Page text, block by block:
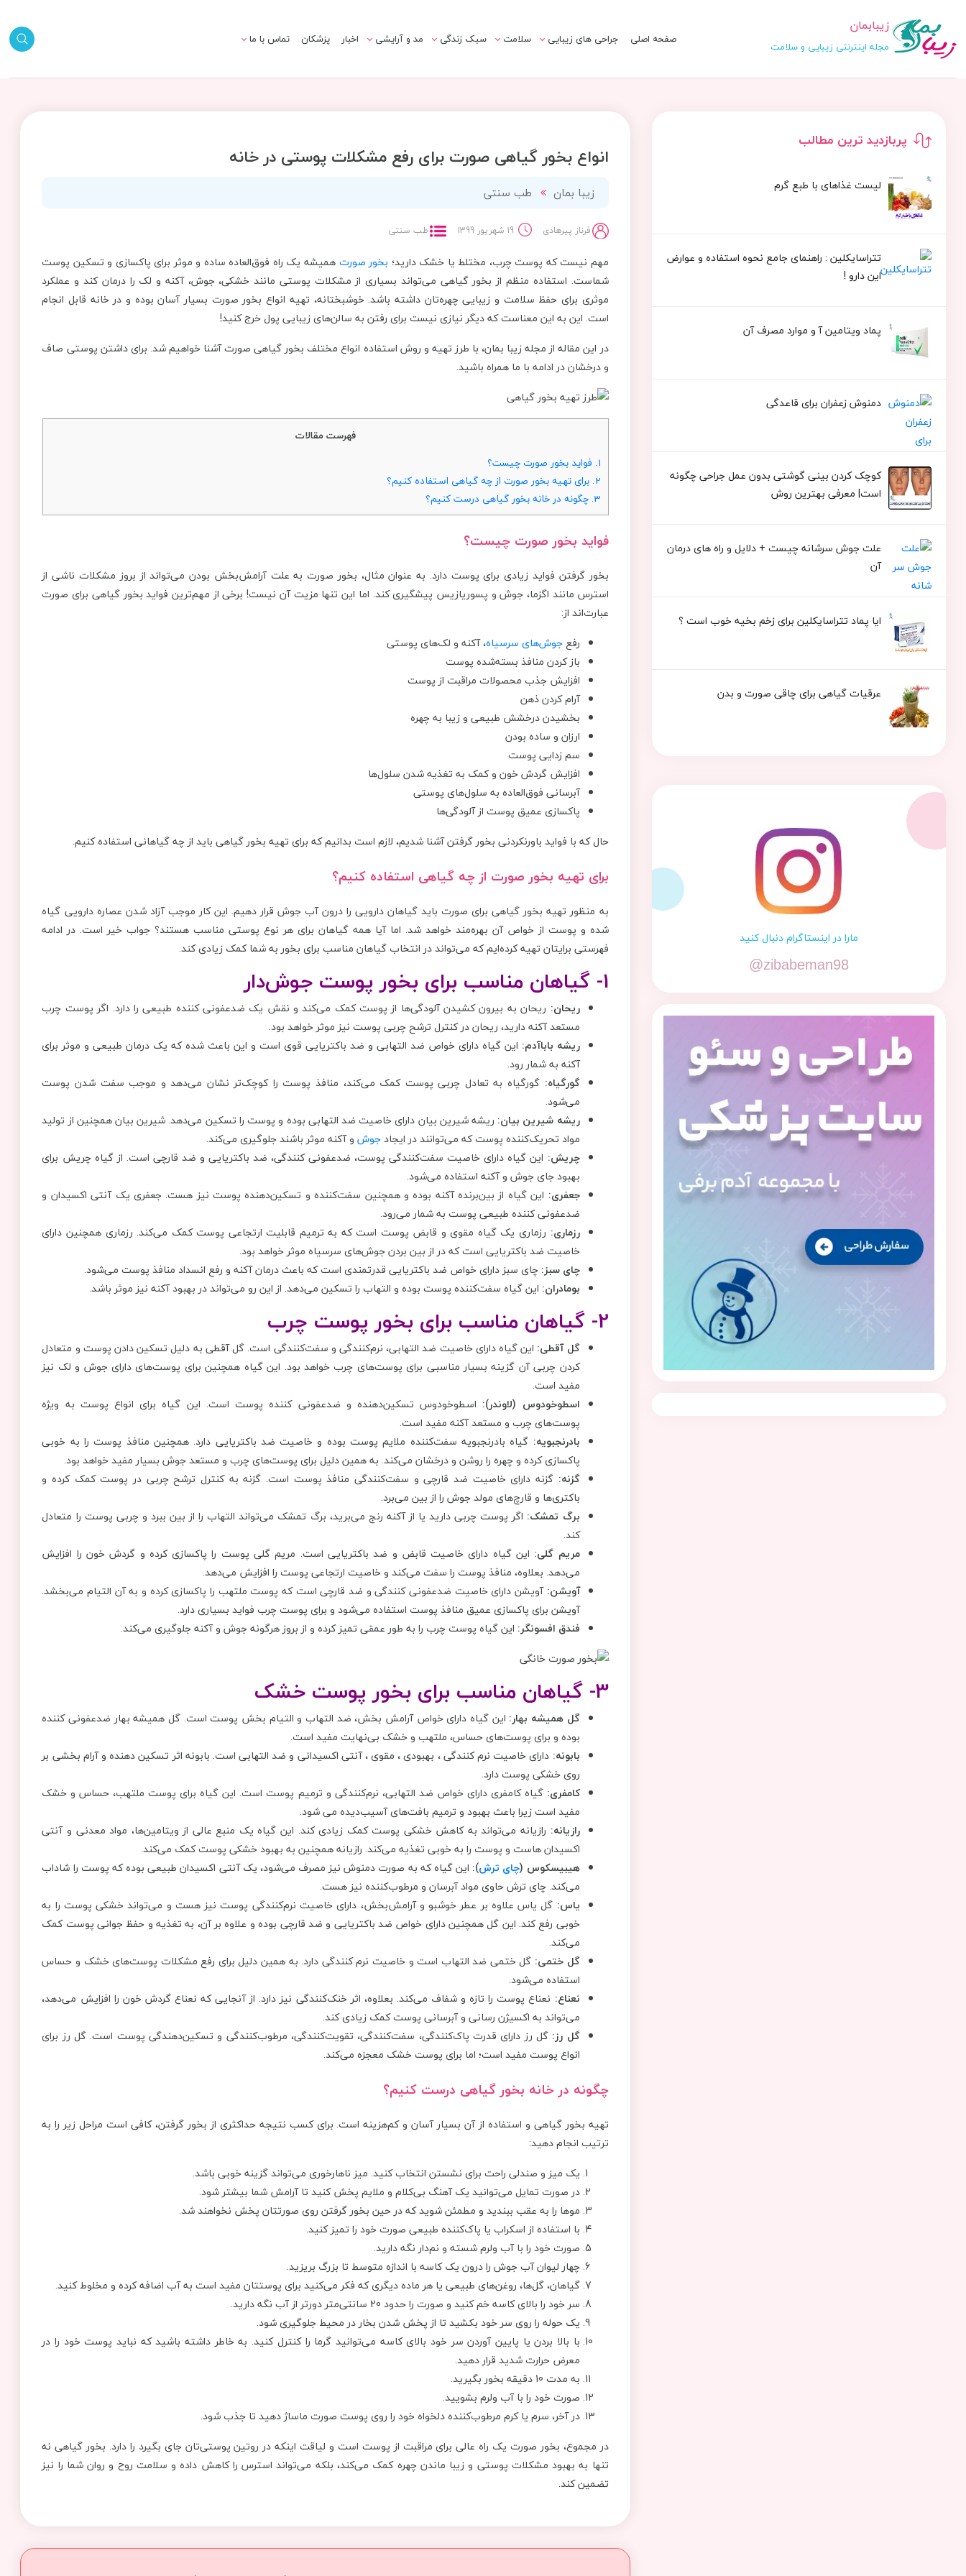
زیبابمان
مجله اینترنتی زیبایی و سلامت صفحه اصلی جراحی های زیبایی سلامت سبک زندگی مد و آرایشی اخبار پزشکان تماس با ما
پربازدید ترین مطالب
لیست غذاهای با طبع گرم
تتراسایکلین : راهنمای جامع نحوه استفاده و عوارض
این دارو !
پماد ویتامین آ و موارد مصرف آن
دمنوش زعفران برای قاعدگی
کوچک کردن بینی گوشتی بدون عمل جراحی چگونه
است| معرفی بهترین روش
علت جوش سرشانه چیست + دلایل و راه های درمان
آن
ایا پماد تتراسایکلین برای زخم بخیه خوب است ؟
عرقیات گیاهی برای چاقی صورت و بدن
مارا در اینستاگرام دنبال کنید
@zibabeman98
انواع بخور گیاهی صورت برای رفع مشکلات پوستی در خانه
زیبا بمان طب سنتی
فرناز پیرهادی 19 شهریور 1399 طب سنتی
مهم نیست که پوست چرب، مختلط یا خشک دارید؛ بخور صورت همیشه یک راه فوق‌العاده ساده و موثر برای پاکسازی و تسکین پوست
شماست. استفاده منظم از بخور گیاهی می‌تواند بسیاری از مشکلات پوستی مانند خشکی، جوش، آکنه و لک را درمان کند و عملکرد
موثری برای حفظ سلامت و زیبایی چهره‌تان داشته باشد. خوشبختانه، تهیه انواع بخور صورت بسیار آسان بوده و در خانه قابل انجام
است. این به این معناست که دیگر نیازی نیست برای رفتن به سالن‌های زیبایی پول خرج کنید!
در این مقاله از مجله زیبا بمان، با طرز تهیه و روش استفاده انواع مختلف بخور گیاهی صورت آشنا خواهیم شد. برای داشتن پوستی صاف
و درخشان در ادامه با ما همراه باشید.
فهرست مقالات
1. فواید بخور صورت چیست؟
2. برای تهیه بخور صورت از چه گیاهی استفاده کنیم؟
3. چگونه در خانه بخور گیاهی درست کنیم؟
فواید بخور صورت چیست؟
بخور گرفتن فواید زیادی برای پوست دارد. به عنوان مثال، بخور صورت به علت آرامش‌بخش بودن می‌تواند از بروز مشکلات ناشی از
استرس مانند اگزما، جوش و پسوریازیس پیشگیری کند. اما این تنها مزیت آن نیست! برخی از مهم‌ترین فواید بخور گیاهی برای صورت
عبارت‌اند از:
رفعجوش‌های سرسیاه، آکنه و لک‌های پوستی
باز کردن منافذ بسته‌شده پوست
افزایش جذب محصولات مراقبت از پوست
آرام کردن ذهن
بخشیدن درخشش طبیعی و زیبا به چهره
ارزان و ساده بودن
سم زدایی پوست
افزایش گردش خون و کمک به تغذیه شدن سلول‌ها
آبرسانی فوق‌العاده به سلول‌های پوستی
پاکسازی عمیق پوست از آلودگی‌ها
حال که با فواید باورنکردنی بخور گرفتن آشنا شدیم، لازم است بدانیم که برای تهیه بخور گیاهی باید از چه گیاهانی استفاده کنیم.
برای تهیه بخور صورت از چه گیاهی استفاده کنیم؟
به منظور تهیه بخور گیاهی برای صورت باید گیاهان دارویی را درون آب جوش قرار دهیم. این کار موجب آزاد شدن عصاره دارویی گیاه
شده و پوست از خواص آن بهره‌مند خواهد شد. اما آیا همه گیاهان برای هر نوع پوستی مناسب هستند؟ جواب خیر است. در ادامه
فهرستی برایتان تهیه کرده‌ایم که می‌تواند در انتخاب گیاهان مناسب برای بخور به شما کمک زیادی کند.
1- گیاهان مناسب برای بخور پوست جوش‌دار
ریحان: ریحان به بیرون کشیدن آلودگی‌ها از پوست کمک می‌کند و نقش یک ضدعفونی کننده طبیعی را دارد. اگر پوست چرب
مستعد آکنه دارید، ریحان در کنترل ترشح چربی پوست نیز موثر خواهد بود.
ریشه باباآدم: این گیاه دارای خواص ضد التهابی و ضد باکتریایی قوی است و این باعث شده که یک درمان طبیعی و موثر برای
آکنه به شمار رود.
گورگیاه:گورگیاه به تعادل چربی پوست کمک می‌کند، منافذ پوست را کوچک‌تر نشان می‌دهد و موجب سفت شدن پوست
می‌شود.
ریشه شیرین بیان: ریشه شیرین بیان دارای خاصیت ضد التهابی بوده و پوست را تسکین می‌دهد. شیرین بیان همچنین از تولید
مواد تحریک‌کننده‌ پوست که می‌توانند در ایجادجوش و آکنه موثر باشند جلوگیری می‌کند.
چریش: این گیاه دارای خاصیت سفت‌کنندگی پوست، ضدعفونی کنندگی، ضد باکتریایی و ضد قارچی است. از گیاه چریش برای
بهبود جای جوش و آکنه استفاده می‌شود.
جعفری: این گیاه از بین‌برنده آکنه بوده و همچنین سفت‌کننده و تسکین‌دهنده پوست نیز هست. جعفری یک آنتی اکسیدان و
ضدعفونی کننده طبیعی پوست به شمار می‌رود.
رزماری: رزماری یک گیاه مقوی و قابض پوست است که به ترمیم قابلیت ارتجاعی پوست کمک می‌کند. رزماری همچنین دارای
خاصیت ضد باکتریایی است که در از بین بردن جوش‌های سرسیاه موثر خواهد بود.
چای سبز: چای سبز دارای خواص ضد باکتریایی قدرتمندی است که باعث درمان آکنه و رفع انسداد منافذ پوست می‌شود.
بومادران: این گیاه سفت‌کننده پوست بوده و التهاب را تسکین می‌دهد. از این رو می‌تواند در بهبود آکنه نیز موثر باشد.
2- گیاهان مناسب برای بخور پوست چرب
گل آقطی: این گیاه دارای خاصیت ضد التهابی، نرم‌کنندگی و سفت‌کنندگی است. گل آقطی به دلیل تسکین دادن پوست و متعادل
کردن چربی آن گزینه بسیار مناسبی برای پوست‌های چرب خواهد بود. این گیاه همچنین برای پوست‌های دارای جوش و لک نیز
مفید است.
اسطوخودوس (لاوندر): اسطوخودوس تسکین‌دهنده و ضدعفونی کننده پوست است. این گیاه برای انواع پوست به ویژه
پوست‌های چرب و مستعد آکنه مفید است.
بادرنجبویه: گیاه بادرنجبویه سفت‌کننده ملایم پوست بوده و خاصیت ضد باکتریایی دارد. همچنین منافذ پوست را به خوبی
پاکسازی کرده و چهره را روشن و درخشان می‌کند. به همین دلیل برای پوست‌های چرب و مستعد جوش بسیار مفید خواهد بود.
گزنه: گزنه دارای خاصیت ضد قارچی و سفت‌کنندگی منافذ پوست است. گزنه به کنترل ترشح چربی در پوست کمک کرده و
باکتری‌ها و قارچ‌های مولد جوش را از بین می‌برد.
برگ تمشک: اگر پوست چربی دارید یا از آکنه رنج می‌برید، برگ تمشک می‌تواند التهاب را از بین ببرد و چربی پوست را متعادل
کند.
مریم گلی: این گیاه دارای خاصیت قابض و ضد باکتریایی است. مریم گلی پوست را پاکسازی کرده و گردش خون را افزایش
می‌دهد. بعلاوه، منافذ پوست را سفت می‌کند و خاصیت ارتجاعی پوست را افزایش می‌دهد.
آویشن: آویشن دارای خاصیت ضدعفونی کنندگی و ضد قارچی است که پوست ملتهب را پاکسازی کرده و به آن التیام می‌بخشد.
آویشن برای پاکسازی عمیق منافذ پوست استفاده می‌شود و برای پوست چرب فواید بسیاری دارد.
فندق افسونگر: این گیاه پوست چرب را به طور عمقی تمیز کرده و از بروز هرگونه جوش و آکنه جلوگیری می‌کند.
3- گیاهان مناسب برای بخور پوست خشک
گل همیشه بهار: این گیاه دارای خواص آرامش بخش، ضد التهاب و التیام بخش پوست است. گل همیشه بهار ضدعفونی کننده
بوده و برای پوست‌های حساس، ملتهب و خشک بی‌نهایت مفید است.
بابونه: دارای خاصیت نرم کنندگی ، بهبودی ، مقوی ، آنتی اکسیدانی و ضد التهابی است. بابونه اثر تسکین دهنده و آرام بخشی بر
روی خشکی پوست دارد.
کامفری: گیاه کامفری دارای خواص ضد التهابی، نرم‌کنندگی و ترمیم پوست است. این گیاه برای پوست ملتهب، حساس و خشک
مفید است زیرا باعث بهبود و ترمیم بافت‌های آسیب‌دیده می شود.
رازیانه: رازیانه می‌تواند به کاهش خشکی پوست کمک زیادی کند. این گیاه یک منبع عالی از ویتامین‌ها، مواد معدنی و آنتی
اکسیدان هاست و پوست را به خوبی تغذیه می‌کند. رازیانه همچنین به بهبود خشکی پوست کمک می‌کند.
هیبیسکوس (چای ترش): این گیاه که به صورت دمنوش نیز مصرف می‌شود، یک آنتی اکسیدان طبیعی بوده که پوست را شاداب
می‌کند. چای ترش حاوی مواد آبرسان و مرطوب‌کننده نیز هست.
یاس: گل یاس علاوه بر عطر خوشبو و آرامش‌بخش، دارای خاصیت نرم‌کنندگی پوست نیز هست و می‌تواند خشکی پوست را به
خوبی رفع کند. این گل همچنین دارای خواص ضد باکتریایی و ضد قارچی بوده و علاوه بر آن، به تغذیه و حفظ جوانی پوست کمک
می‌کند.
گل ختمی: گل ختمی ضد التهاب است و خاصیت نرم کنندگی دارد. به همین دلیل برای رفع مشکلات پوست‌های خشک و حساس
استفاده می‌شود.
نعناع: نعناع پوست را تازه و شفاف می‌کند. بعلاوه، اثر خنک‌کنندگی نیز دارد. از آنجایی که نعناع گردش خون را افزایش می‌دهد،
می‌تواند به اکسیژن رسانی و آبرسانی پوست کمک زیادی کند.
گل رز: گل رز دارای قدرت پاک‌کنندگی، سفت‌کنندگی، تقویت‌کنندگی، مرطوب‌کنندگی و تسکین‌دهندگی پوست است. گل رز برای
انواع پوست مفید است؛ اما برای پوست خشک معجزه می‌کند.
چگونه در خانه بخور گیاهی درست کنیم؟
تهیه بخور گیاهی و استفاده از آن بسیار آسان و کم‌هزینه است. برای کسب نتیجه حداکثری از بخور گرفتن، کافی است مراحل زیر را به
ترتیب انجام دهید:
یک میز و صندلی راحت برای نشستن انتخاب کنید. میز ناهارخوری می‌تواند گزینه خوبی باشد.
در صورت تمایل می‌توانید یک آهنگ بی‌کلام و ملایم پخش کنید تا آرامش شما بیشتر شود.
موها را به عقب ببندید و مطمئن شوید که در حین بخور گرفتن روی صورتتان پخش نخواهند شد.
با استفاده از اسکراب یا پاک‌کننده طبیعی صورت خود را تمیز کنید.
صورت خود را با آب ولرم شسته و نم‌دار نگه دارید.
چهار لیوان آب جوش را درون یک کاسه با اندازه متوسط تا بزرگ بریزید.
گیاهان، گل‌ها، روغن‌های طبیعی یا هر ماده دیگری که فکر می‌کنید برای پوستتان مفید است به آب اضافه کرده و مخلوط کنید.
سر خود را بالای کاسه خم کنید و صورت را حدود 20 سانتی‌متر دورتر از آب نگه دارید.
یک حوله را روی سر خود بکشید تا از پخش شدن بخار در محیط جلوگیری شود.
با بالا بردن یا پایین آوردن سر خود بالای کاسه می‌توانید گرما را کنترل کنید. به خاطر داشته باشید که نباید پوست خود را در
معرض حرارت شدید قرار دهید.
به مدت 10 دقیقه بخور بگیرید.
صورت خود را با آب ولرم بشویید.
در آخر، سرم یا کرم مرطوب‌کننده دلخواه خود را روی پوست صورت ماساژ دهید تا جذب شود.
در مجموع، بخور صورت یک راه عالی برای مراقبت از پوست است و لیاقت اینکه در روتین پوستی‌تان جای بگیرد را دارد. بخور گیاهی نه
تنها به بهبود مشکلات پوستی و زیبا ماندن چهره کمک می‌کند، بلکه می‌تواند استرس را کاهش داده و سلامت روح و روان شما را نیز
تضمین کند.